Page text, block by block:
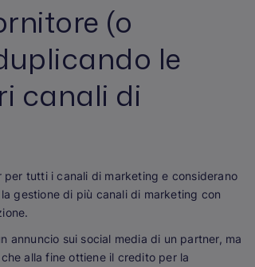
(o
le
canali di
tutti i canali di marketing e considerano
gestione di più canali di marketing con
annuncio sui social media di un partner, ma
alla fine ottiene il credito per la